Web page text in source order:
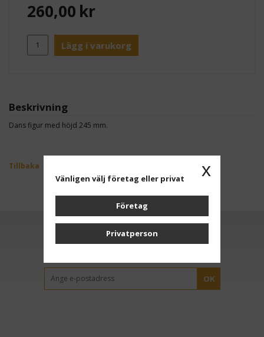
260,00 kr
Lägg i varukorg
Beskrivning
Dans figur med höjd 245 mm.
Tillbaka
OK
x
Vänligen välj företag eller privat
Företag
Privatperson